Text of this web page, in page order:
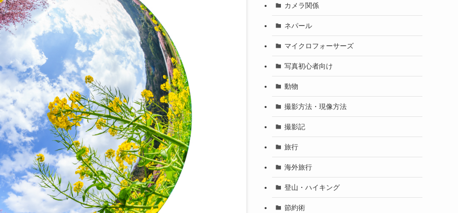
カメラ関係
ネパール
マイクロフォーサーズ
写真初心者向け
動物
撮影方法・現像方法
撮影記
旅行
海外旅行
登山・ハイキング
節約術